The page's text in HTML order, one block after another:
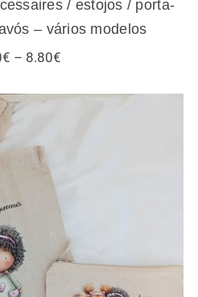
/ estojos / porta-
– vários modelos
€ – 8.80€Price
/ estojos / porta-
e gatos – vários